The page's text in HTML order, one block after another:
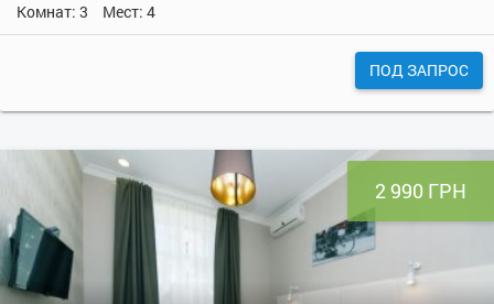
Комнат: 3 Мест: 4
ПОД ЗАПРОС
2 990 ГРН